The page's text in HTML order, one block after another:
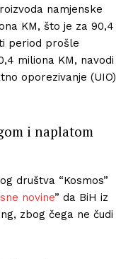
namjenske
KM, što je za 90,4
period prošle
miliona KM, navodi
oporezivanje (UIO)
i naplatom
društva “Kosmos”
novine” da BiH iz
zbog čega ne čudi